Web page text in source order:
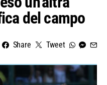
del campo
Share Tweet